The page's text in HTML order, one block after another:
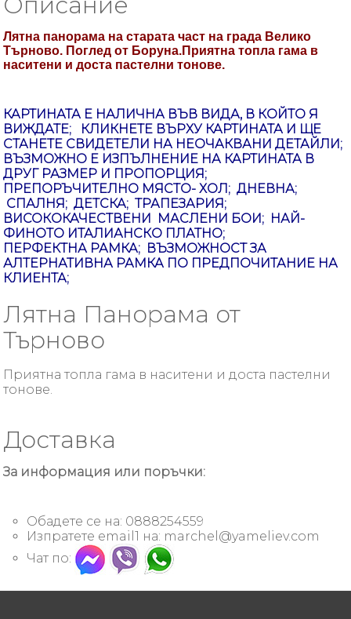
Лятна панорама на старата част на града Велико
Търново. Поглед от Боруна.Приятна топла гама в
наситени и доста пастелни тонове.
КАРТИНАТА Е НАЛИЧНА ВЪВ ВИДА, В КОЙТО Я
ВИЖДАТЕ; КЛИКНЕТЕ ВЪРХУ КАРТИНАТА И ЩЕ
СТАНЕТЕ СВИДЕТЕЛИ НА НЕОЧАКВАНИ ДЕТАЙЛИ;
ВЪЗМОЖНО Е ИЗПЪЛНЕНИЕ НА КАРТИНАТА В
ДРУГ РАЗМЕР И ПРОПОРЦИЯ;
ПРЕПОРЪЧИТЕЛНО МЯСТО- ХОЛ; ДНЕВНА;
СПАЛНЯ; ДЕТСКА; ТРАПЕЗАРИЯ;
ВИСОКОКАЧЕСТВЕНИ МАСЛЕНИ БОИ; НАЙ-
ФИНОТО ИТАЛИАНСКО ПЛАТНО;
ПЕРФЕКТНА РАМКА; ВЪЗМОЖНОСТ ЗА
АЛТЕРНАТИВНА РАМКА ПО ПРЕДПОЧИТАНИЕ НА
КЛИЕНТА;
Лятна Панорама от
Търново
Приятна топла гама в наситени и доста пастелни
тонове.
Доставка
За информация или поръчки:
Обадете се на: 0888254559
Изпратете email1 на: marchel@yameliev.com
Чат по: